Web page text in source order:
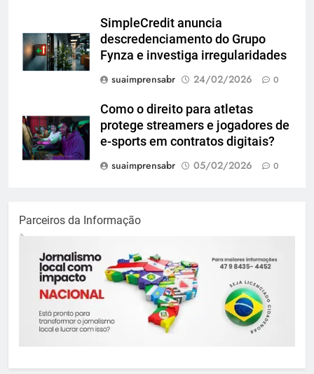
SimpleCredit anuncia
descredenciamento do Grupo
Fynza e investiga irregularidades
suaimprensabr
24/02/2026 0
Como o direito para atletas
protege streamers e jogadores de
e-sports em contratos digitais?
suaimprensabr
05/02/2026 0
Parceiros da Informação